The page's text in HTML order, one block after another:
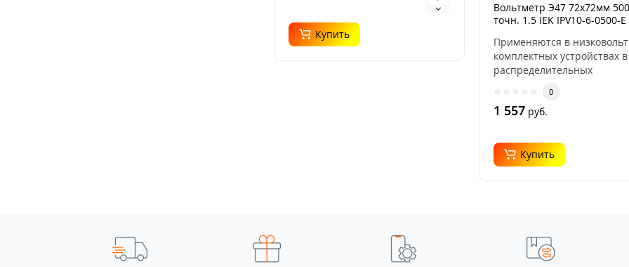
Купить
Вольтметр Э47 72х72мм
точн. 1.5 IEK IPV10-6-0500-E
Применяются в
комплектных устройствах в
распределительных
0
1 557руб.
Купить